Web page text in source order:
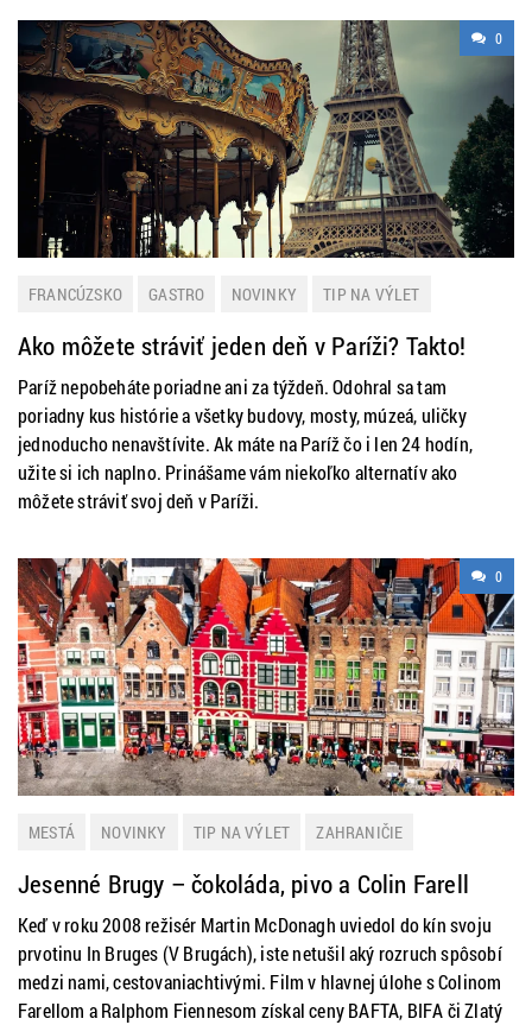
0
FRANCÚZSKO GASTRO NOVINKY TIP NA VÝLET
Ako môžete stráviť jeden deň v Paríži? Takto!
Paríž nepobeháte poriadne ani za týždeň. Odohral sa tam
poriadny kus histórie a všetky budovy, mosty, múzeá, uličky
jednoducho nenavštívite. Ak máte na Paríž čo i len 24 hodín,
užite si ich naplno. Prinášame vám niekoľko alternatív ako
môžete stráviť svoj deň v Paríži.
0
MESTÁ NOVINKY TIP NA VÝLET ZAHRANIČIE
Jesenné Brugy – čokoláda, pivo a Colin Farell
Keď v roku 2008 režisér Martin McDonagh uviedol do kín svoju
prvotinu In Bruges (V Brugách), iste netušil aký rozruch spôsobí
medzi nami, cestovaniachtivými. Film v hlavnej úlohe s Colinom
Farellom a Ralphom Fiennesom získal ceny BAFTA, BIFA či Zlatý